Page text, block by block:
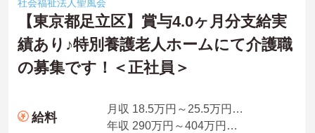
社会福祉法人聖風会
【東京都足立区】賞与4.0ヶ月分支給実
績あり♪特別養護老人ホームにて介護職
の募集です！＜正社員＞
給料
月収 18.5万円～25.5万円程度※諸手当込
年収 290万円～404万円程度